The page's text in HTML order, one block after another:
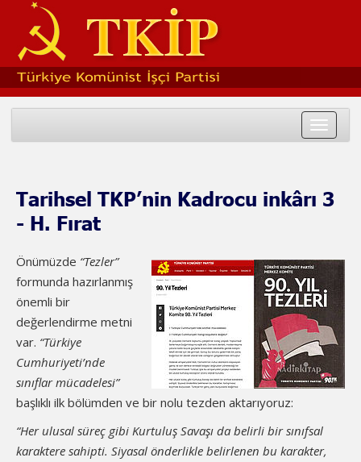
Toggle
Tarihsel TKP’nin Kadrocu inkârı 3
- H. Fırat
Önümüzde “Tezler”
formunda hazırlanmış
önemli bir
değerlendirme metni
var. “Türkiye
Cumhuriyeti’nde
sınıflar mücadelesi”
başlıklı ilk bölümden ve bir nolu tezden aktarıyoruz:
“Her ulusal süreç gibi Kurtuluş Savaşı da belirli bir sınıfsal
karaktere sahipti. Siyasal önderlikle belirlenen bu karakter,